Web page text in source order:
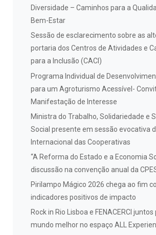
Diversidade – Caminhos para a
Bem-Estar
Sessão de esclarecimento sobre as
portaria dos Centros de Atividades e
para a Inclusão (CACI)
Programa Individual de
para um Agroturismo Acessível-
Manifestação de Interesse
Ministra do Trabalho, Solidariedade e
Social presente em sessão evocativa
Internacional das Cooperativas
“A Reforma do Estado e a Economia
discussão na convenção anual da
Pirilampo Mágico 2026 chega ao fim
indicadores positivos de impacto
Rock in Rio Lisboa e FENACERCI
mundo melhor no espaço ALL